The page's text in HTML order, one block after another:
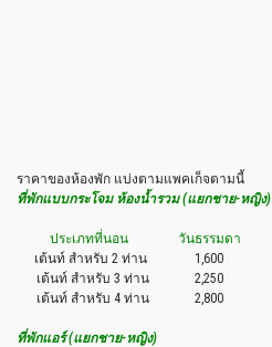
ราคาของห้องพัก แบ่งตามแพคเก็จตามนี้
ที่พักแบบกระโจม ห้องน้ำรวม (แยกชาย-หญิง)
ประเภทที่นอน วันธรรมดา
เต้นท์ สำหรับ 2 ท่าน
1,600
เต้นท์ สำหรับ 3 ท่าน
2,250
เต้นท์ สำหรับ 4 ท่าน
2,800
ที่พักแอร์ (แยกชาย-หญิง)